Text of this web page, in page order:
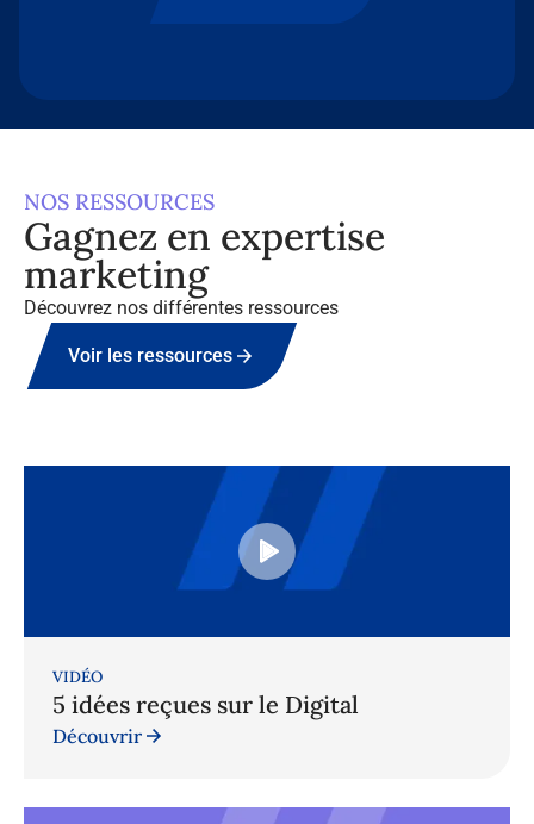
NOS RESSOURCES
Gagnez en expertise
marketing
Découvrez nos différentes ressources
Voir les ressources
VIDÉO
5 idées reçues sur le Digital
Découvrir